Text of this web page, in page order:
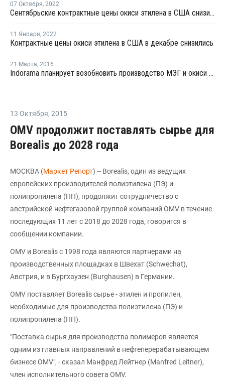
07 Октября, 2022
Сентябрьские контрактные цены окиси этилена в США снизились
11 Января, 2022
Контрактные цены окиси этилена в США в декабре снизились
21 Марта, 2016
Indorama планирует возобновить производство МЭГ и окиси этилена в Техасе в начале апреля
13 Октября, 2015
OMV продолжит поставлять сырье для
Borealis до 2028 года
МОСКВА (Маркет Репорт) -- Borealis, один из ведущих
европейских производителей полиэтилена (ПЭ) и
полипропилена (ПП), продолжит сотрудничество с
австрийской нефтегазовой группой компаний OMV в течение
последующих 11 лет с 2018 до 2028 года, говорится в
сообщении компании.
OMV и Borealis с 1998 года являются партнерами на
производственных площадках в Швехат (Schwechat),
Австрия, и в Бургхаузен (Burghausen) в Германии.
OMV поставляет Borealis сырье - этилен и пропилен,
необходимые для производства полиэтилена (ПЭ) и
полипропилена (ПП).
"Поставка сырья для производства полимеров является
одним из главных направлений в нефтеперерабатывающем
бизнесе OMV", - сказал Манфред Лейтнер (Manfred Leitner),
член исполнительного совета OMV.